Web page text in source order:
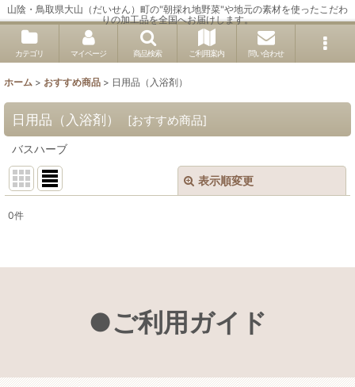
山陰・鳥取県大山（だいせん）町の"朝採れ地野菜"や地元の素材を使ったこだわ
りの加工品を全国へお届けします。
カテゴリ マイページ 商品検索 ご利用案内 問い合わせ
ホーム > おすすめ商品 > 日用品（入浴剤）
日用品（入浴剤） [おすすめ商品]
バスハーブ
表示順変更
並び順:
絞り込む
0件
●ご利用ガイド